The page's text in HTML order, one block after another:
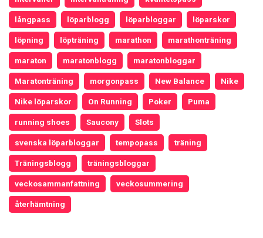
långpass löparblogg löparbloggar löparskor
löpning löpträning marathon marathonträning
maraton maratonblogg maratonbloggar
Maratonträning morgonpass New Balance Nike
Nike löparskor On Running Poker Puma
running shoes Saucony Slots
svenska löparbloggar tempopass träning
Träningsblogg träningsbloggar
veckosammanfattning veckosummering
återhämtning